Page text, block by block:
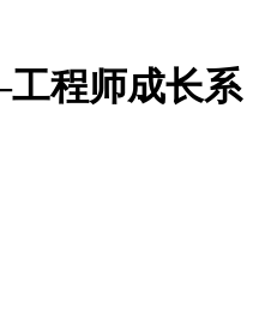
程师成长系